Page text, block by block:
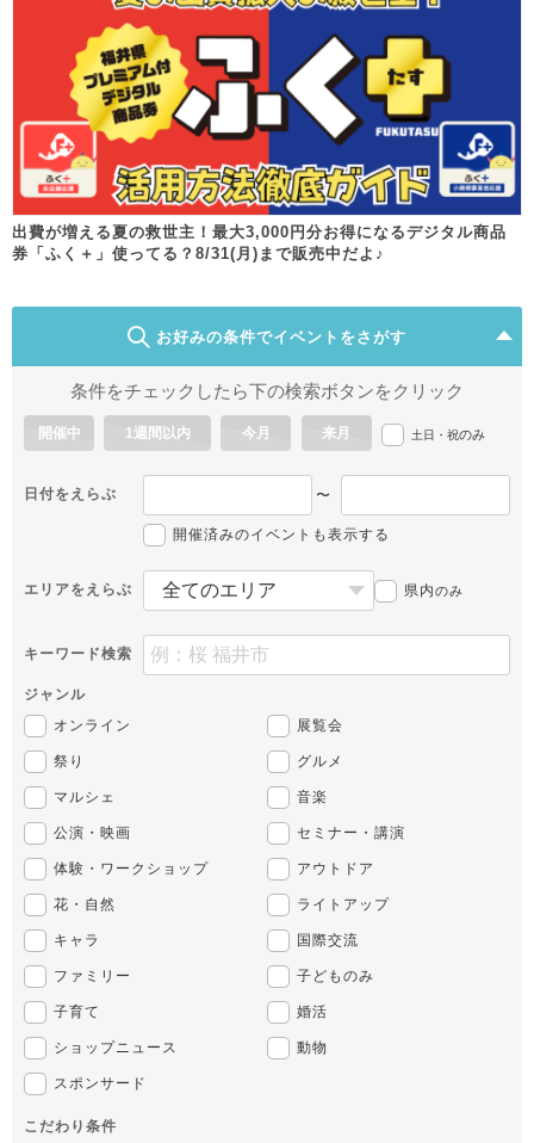
出費が増える夏の救世主！最大3,000円分お得になるデジタル商品
券「ふく＋」使ってる？8/31(月)まで販売中だよ♪
お好みの条件でイベントをさがす
条件をチェックしたら下の検索ボタンをクリック
開催中 1週間以内 今月 来月 土日・祝のみ
日付をえらぶ 〜
開催済みのイベントも表示する
エリアをえらぶ 県内のみ
キーワード検索
ジャンル
オンライン
展覧会
祭り グルメ
マルシェ 音楽
公演・映画 セミナー・講演
体験・ワークショップ アウトドア
花・自然 ライトアップ
キャラ 国際交流
ファミリー 子どものみ
子育て 婚活
ショップニュース 動物
スポンサード
こだわり条件